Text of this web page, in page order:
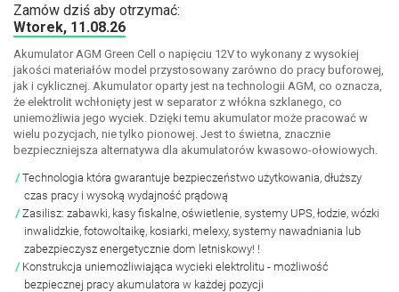
Zamów dziś aby otrzymać:
Wtorek, 11.08.26
Akumulator AGM Green Cell o napięciu 12V to wykonany z wysokiej
jakości materiałów model przystosowany zarówno do pracy buforowej,
jak i cyklicznej. Akumulator oparty jest na technologii AGM, co oznacza,
że elektrolit wchłonięty jest w separator z włókna szklanego, co
uniemożliwia jego wyciek. Dzięki temu akumulator może pracować w
wielu pozycjach, nie tylko pionowej. Jest to świetna, znacznie
bezpieczniejsza alternatywa dla akumulatorów kwasowo-ołowiowych.
Technologia która gwarantuje bezpieczeństwo użytkowania, dłuższy
czas pracy i wysoką wydajność prądową
Zasilisz: zabawki, kasy fiskalne, oświetlenie, systemy UPS, łodzie, wózki
inwalidzkie, fotowoltaikę, kosiarki, melexy, systemy nawadniania lub
zabezpieczysz energetycznie dom letniskowy! !
Konstrukcja uniemożliwiająca wycieki elektrolitu - możliwość
bezpiecznej pracy akumulatora w każdej pozycji